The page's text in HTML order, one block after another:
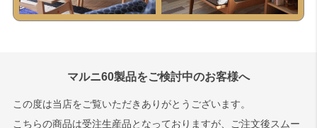
マルニ60製品をご検討中のお客様へ
この度は当店をご覧いただきありがとうございます。
こちらの商品は受注生産品となっておりますが、ご注文後スムー